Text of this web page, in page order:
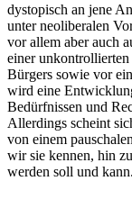
dystopisch an jene
unter neoliberalen
vor allem aber auch
einer
Bürgers sowie vor
wird eine
Bedürfnissen und
Allerdings scheint
von einem
wir sie kennen, hin
werden soll und kann.